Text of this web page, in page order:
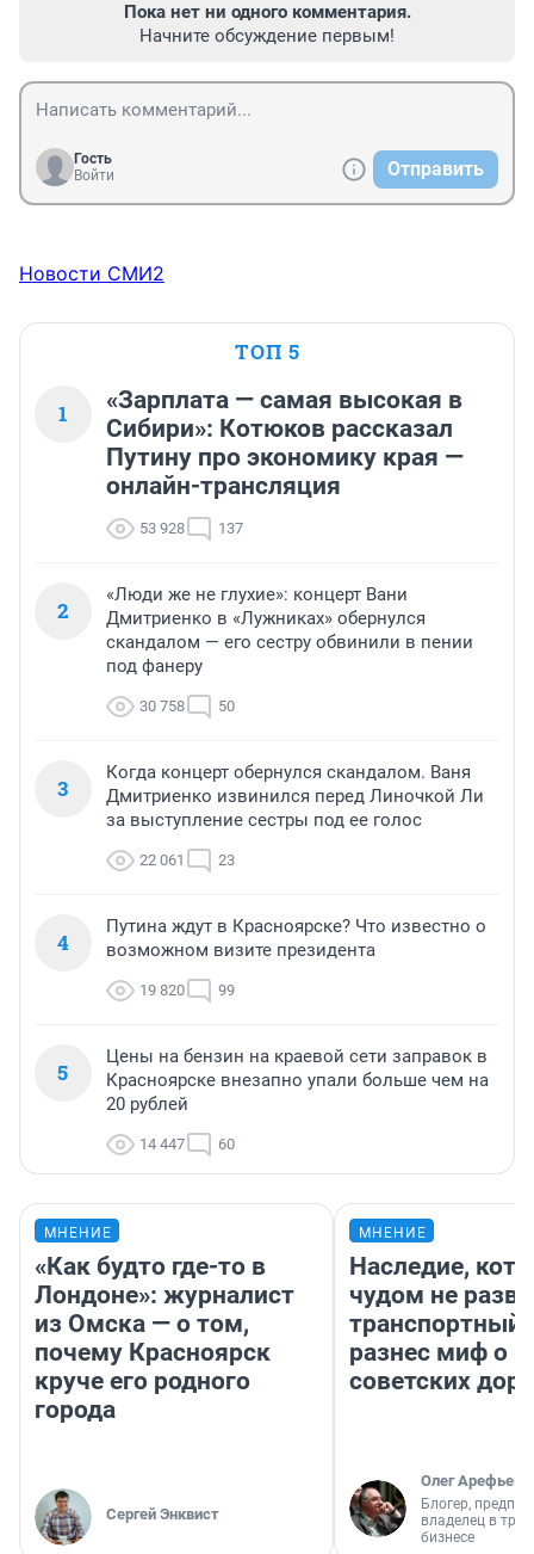
Пока нет ни одного комментария.
Начните обсуждение первым!
Гость
Войти
Отправить
Новости СМИ2
ТОП 5
1
«Зарплата — самая высокая в
Сибири»: Котюков рассказал
Путину про экономику края —
онлайн-трансляция
53 928 137
2
«Люди же не глухие»: концерт Вани
Дмитриенко в «Лужниках» обернулся
скандалом — его сестру обвинили в пении
под фанеру
30 758 50
3
Когда концерт обернулся скандалом. Ваня
Дмитриенко извинился перед Линочкой Ли
за выступление сестры под ее голос
22 061 23
4
Путина ждут в Красноярске? Что известно о
возможном визите президента
19 820 99
5
Цены на бензин на краевой сети заправок в
Красноярске внезапно упали больше чем на
20 рублей
14 447 60
МНЕНИЕ
«Как будто где-то в
Лондоне»: журналист
из Омска — о том,
почему Красноярск
круче его родного
города
Сергей Энквист
МНЕНИЕ
Наследие,
чудом не
транспортный
разнес миф о
советских
Олег Арефьев
Блогер,
владелец в
бизнесе